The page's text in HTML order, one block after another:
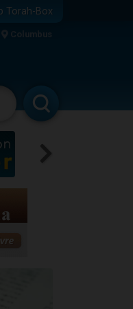
Torah-Box
Columbus